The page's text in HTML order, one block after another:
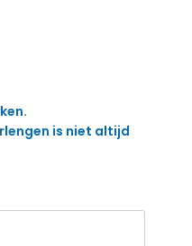
is niet altijd